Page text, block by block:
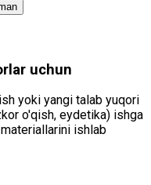
uchun
yoki yangi talab yuqori
o'qish, eydetika) ishga
ishlab